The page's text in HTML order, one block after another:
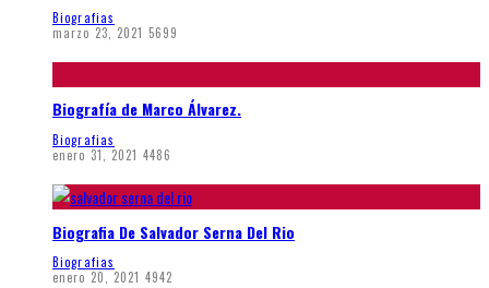
Biografias
marzo 23, 2021 5699
Biografía de Marco Álvarez.
Biografias
enero 31, 2021 4486
Biografia De Salvador Serna Del Rio
Biografias
enero 20, 2021 4942